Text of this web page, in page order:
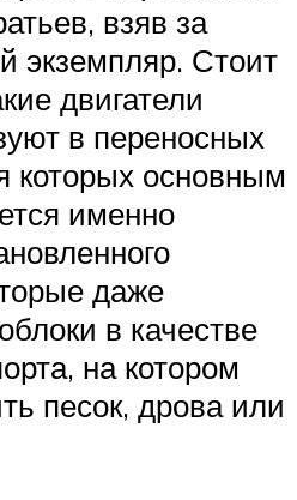
взяв за
экземпляр. Стоит
двигатели
в переносных
которых основным
именно
даже
в качестве
на котором
песок, дрова или